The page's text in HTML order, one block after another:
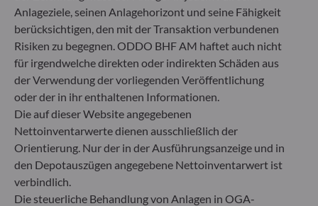
MEHR ERFAHREN
MARKTANALYSE
17.07.2026
3 minuten
Im Schatten des KI-Booms: Die
Entstehung neuer Investmentchancen
PRODUKTE
17.07.2026
Anlageziele, seinen Anlagehorizont und seine Fähigkeit
berücksichtigen, den mit der Transaktion verbundenen
Risiken zu begegnen. ODDO BHF AM haftet auch nicht
für irgendwelche direkten oder indirekten Schäden aus
der Verwendung der vorliegenden Veröffentlichung
oder der in ihr enthaltenen Informationen.
Die auf dieser Website angegebenen
Nettoinventarwerte dienen ausschließlich der
Orientierung. Nur der in der Ausführungsanzeige und in
den Depotauszügen angegebene Nettoinventarwert ist
verbindlich.
Die steuerliche Behandlung von Anlagen in OGA-